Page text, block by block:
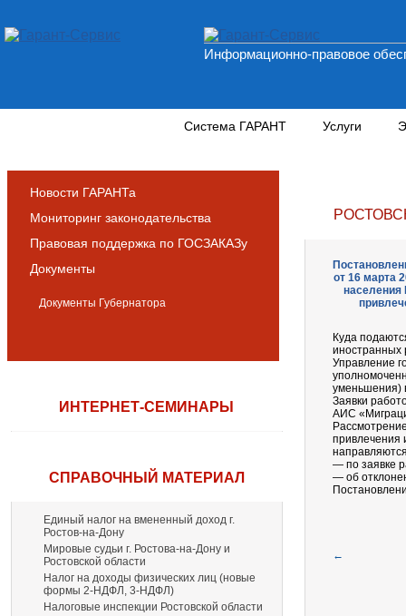
Информационно-правовое
Система ГАРАНТ Услуги
Новости ГАРАНТа
Мониторинг законодательства
Правовая поддержка по ГОСЗАКАЗу
Документы
Документы Губернатора
ИНТЕРНЕТ-СЕМИНАРЫ
СПРАВОЧНЫЙ МАТЕРИАЛ
Единый налог на вмененный доход г.
Ростов-на-Дону
Мировые судьи г. Ростова-на-Дону и
Ростовской области
Налог на доходы физических лиц (новые
формы 2-НДФЛ, 3-НДФЛ)
Налоговые инспекции Ростовской области
от 16 марта
населения
Куда
иностранных
Управление
уменьшения)
Заявки
АИС
привлечения
— по заявке
— об
←